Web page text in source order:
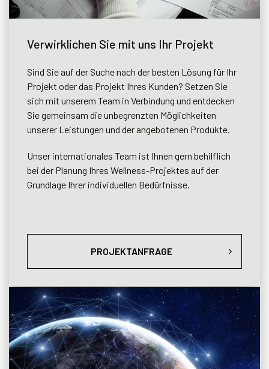
Verwirklichen Sie mit uns Ihr Projekt
Sind Sie auf der Suche nach der besten Lösung für Ihr
Projekt oder das Projekt Ihres Kunden? Setzen Sie
sich mit unserem Team in Verbindung und entdecken
Sie gemeinsam die unbegrenzten Möglichkeiten
unserer Leistungen und der angebotenen Produkte.
Unser internationales Team ist Ihnen gern behilflich
bei der Planung Ihres Wellness-Projektes auf der
Grundlage Ihrer individuellen Bedürfnisse.
PROJEKTANFRAGE